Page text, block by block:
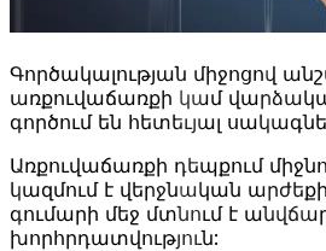
Գործակալության միջոցով
առքուվաճառքի կամ
գործում են հետեւյալ
Առքուվաճառքի դեպքում
կազմում է վերջնական արժեքի
գումարի մեջ մտնում է
խորհրդատվություն: